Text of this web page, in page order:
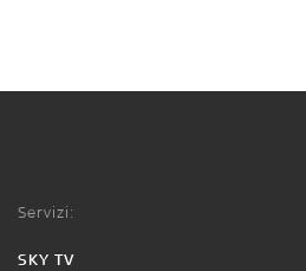
Servizi:
SKY TV